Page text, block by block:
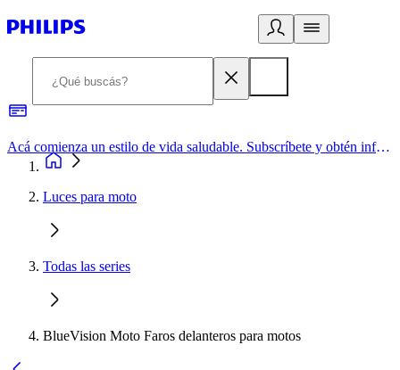
Acá comienza un estilo de vida saludable. Subscríbete y obtén información de primera mano
Luces para moto
Todas las series
BlueVision Moto Faros delanteros para motos